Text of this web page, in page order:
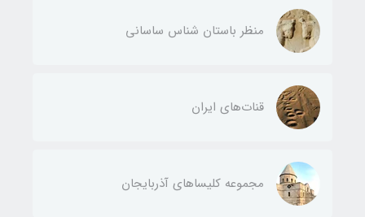
منظر باستان شناس ساسانی
قنات‌های ایران
مجموعه کلیساهای آذربایجان